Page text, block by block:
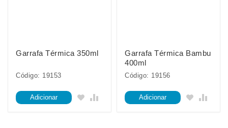
Garrafa Térmica 350ml
Código: 19153
Adicionar
Garrafa Térmica Bambu
400ml
Código: 19156
Adicionar